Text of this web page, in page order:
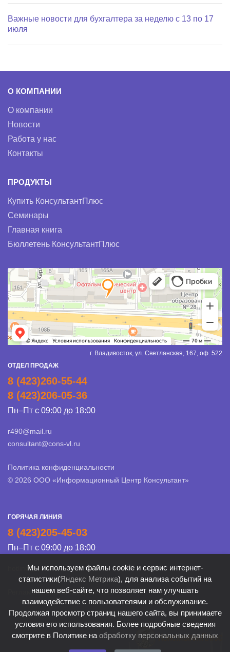
Важные новости для бухгалтера за неделю с 13 по 17
июля
О КОМПАНИИ
О компании
Новости
Работа у нас
Контакты
ПРОДУКТЫ
Купить КонсультантПлюс
Семинары
Главная книга
Бюллетень КонсультантПлюс
г. Владивосток, ул. Светланская, 167, оф. 522
ОТДЕЛ ПРОДАЖ
8 (423)260-55-44
8 (423)206-05-36
Пн–Пт с 09:00 до 18:00
r490@mail.ru
consultant@cons-vl.ru
Политика конфиденциальности
© 2026 ООО «Информационный Центр Консультант»
ГОРЯЧАЯ ЛИНИЯ
8 (423)205-45-03
Пн–Пт с 09:00 до 18:00
hotline@cons-vl.ru
Регламент Линии консультации
Мы используем файлы cookie и сервис интернет-
статистики(Яндекс Метрика), для анализа событий на
нашем веб-сайте, что позволяет нам улучшать
взаимодействие с пользователями и обслуживание.
Продолжая просмотр страниц нашего сайта, вы принимаете
условия его использования. Более подробные сведения
смотрите в Политике на обработку персональных данных